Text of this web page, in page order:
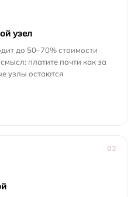
узел
до 50–70% стоимости
платите почти как за
узлы остаются
02